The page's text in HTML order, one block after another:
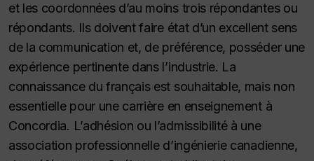
et les coordonnées d’au moins trois répondantes ou
répondants. Ils doivent faire état d’un excellent sens
de la communication et, de préférence, posséder une
expérience pertinente dans l’industrie. La
connaissance du français est souhaitable, mais non
essentielle pour une carrière en enseignement à
Concordia. L’adhésion ou l’admissibilité à une
association professionnelle d’ingénierie canadienne,